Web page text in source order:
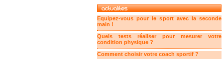
Equipez-vous pour le sport avec la seconde
main !
Quels tests réaliser pour mesurer votre
condition physique ?
Comment choisir votre coach sportif ?